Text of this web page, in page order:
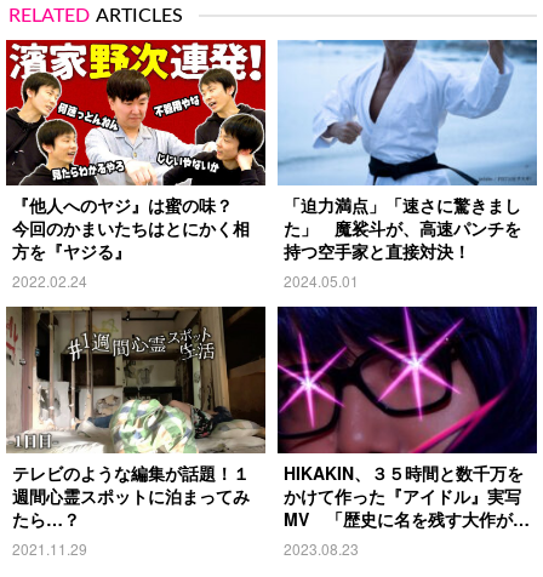
RELATED ARTICLES
『他人へのヤジ』は蜜の味？
今回のかまいたちはとにかく相
方を『ヤジる』
2022.02.24
「迫力満点」「速さに驚きまし
た」 魔裟斗が、高速パンチを
持つ空手家と直接対決！
2024.05.01
テレビのような編集が話題！１
週間心霊スポットに泊まってみ
たら…？
2021.11.29
HIKAKIN、３５時間と数千万を
かけて作った『アイドル』実写
MV 「歴史に名を残す大作がで
きた」の声
2023.08.23